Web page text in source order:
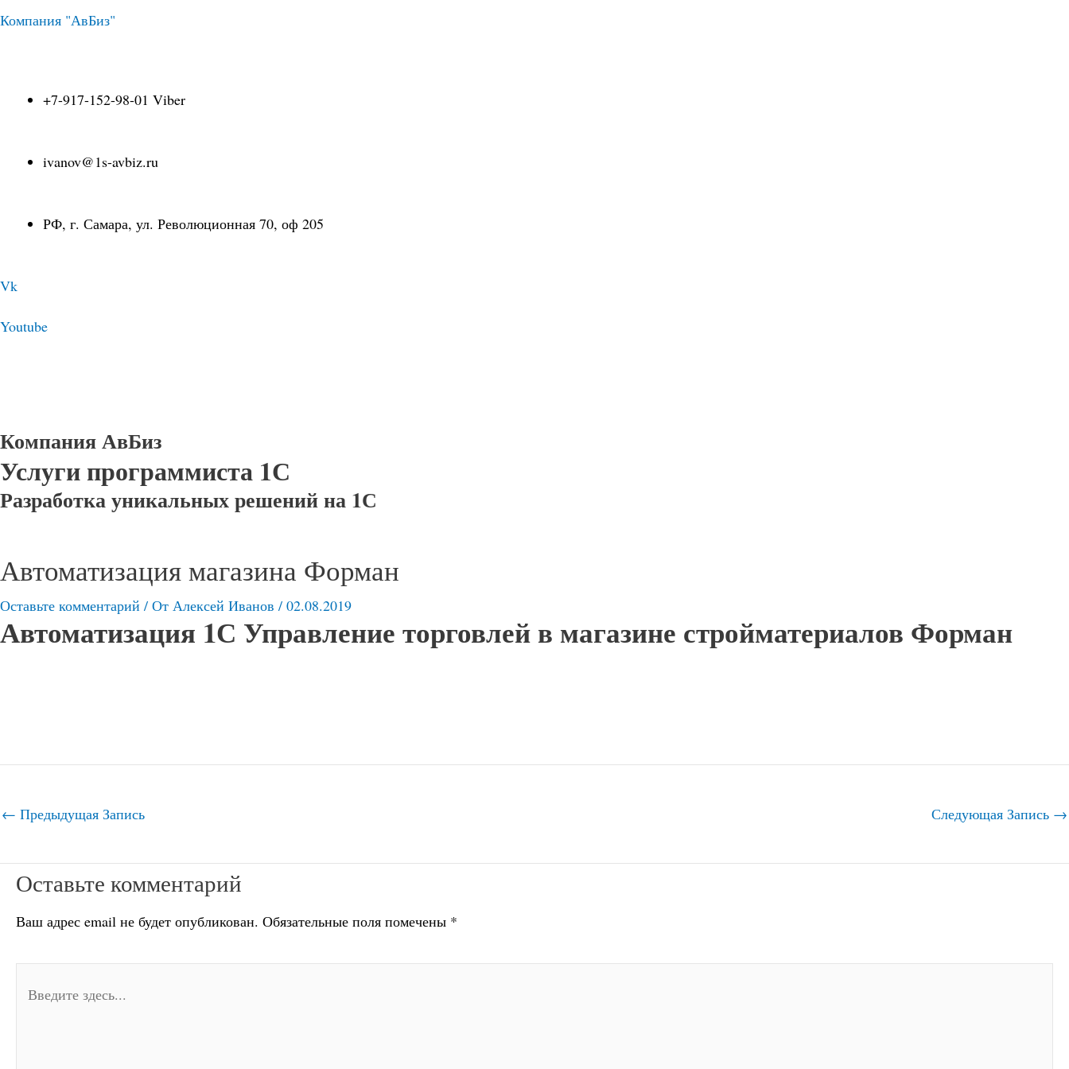
Перейти
содержимому
Компания "АвБиз"
+7-917-152-98-01 Viber
ivanov@1s-avbiz.ru
РФ, г. Самара, ул. Революционная 70, оф 205
Vk
Youtube
Компания АвБиз
Услуги программиста 1С
Разработка уникальных решений на 1С
Автоматизация магазина Форман
Оставьте комментарий / От Алексей Иванов / 02.08.2019
Автоматизация 1С Управление торговлей в магазине стройматериалов Форман
Навигация
записям
← Предыдущая Запись Следующая Запись →
Оставьте комментарий
Ваш адрес email не будет опубликован. Обязательные поля помечены *